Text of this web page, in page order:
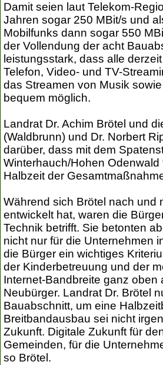
Damit seien laut Telekom-
Jahren sogar 250 MBit/s und
Mobilfunks dann sogar 550
der Vollendung der acht
leistungsstark, dass alle
Telefon, Video- und TV-
das Streamen von Musik
bequem möglich.
Landrat Dr. Achim Brötel und
(Waldbrunn) und Dr. Norbert
darüber, dass mit dem
Winterhauch/Hohen
Halbzeit der
Während sich Brötel nach und
entwickelt hat, waren die
Technik betrifft. Sie betonten
nicht nur für die Unternehmen
die Bürger ein wichtiges
der Kinderbetreuung und der
Internet-Bandbreite ganz oben
Neubürger. Landrat Dr. Brötel
Bauabschnitt, um eine
Breitbandausbau sei nicht
Zukunft. Digitale Zukunft für
Gemeinden, für die
so Brötel.